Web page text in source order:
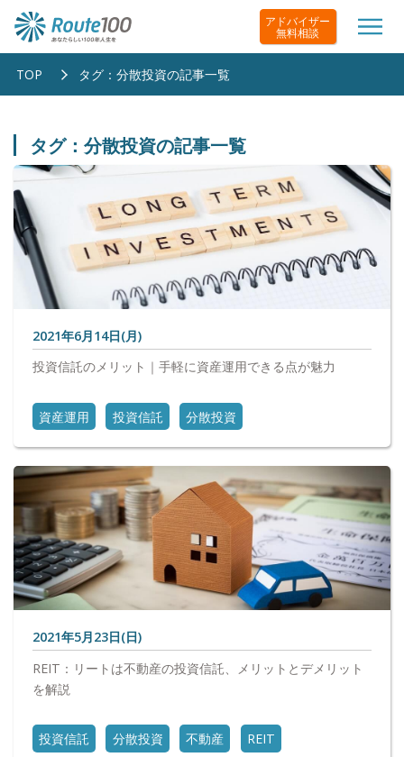
アドバイザー
無料相談
TOP タグ：分散投資の記事一覧
タグ：分散投資の記事一覧
2021年6月14日(月)
投資信託のメリット｜手軽に資産運用できる点が魅力
資産運用 投資信託 分散投資
2021年5月23日(日)
REIT：リートは不動産の投資信託、メリットとデメリット
を解説
投資信託 分散投資 不動産 REIT